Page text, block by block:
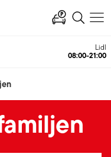
Lidl
08:00-21:00